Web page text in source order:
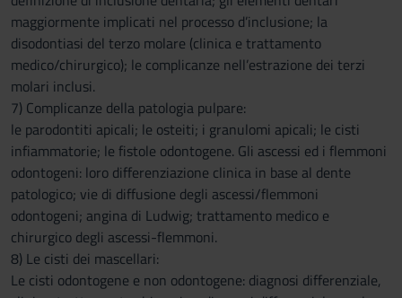
maggiormente implicati nel processo d’inclusione; la
disodontiasi del terzo molare (clinica e trattamento
medico/chirurgico); le complicanze nell’estrazione dei terzi
molari inclusi.
7) Complicanze della patologia pulpare:
le parodontiti apicali; le osteiti; i granulomi apicali; le cisti
infiammatorie; le fistole odontogene. Gli ascessi ed i flemmoni
odontogeni: loro differenziazione clinica in base al dente
patologico; vie di diffusione degli ascessi/flemmoni
odontogeni; angina di Ludwig; trattamento medico e
chirurgico degli ascessi-flemmoni.
8) Le cisti dei mascellari:
Le cisti odontogene e non odontogene: diagnosi differenziale,